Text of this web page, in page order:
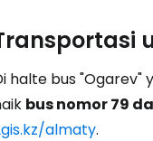
halte bus
bus nomor 79
almaty.